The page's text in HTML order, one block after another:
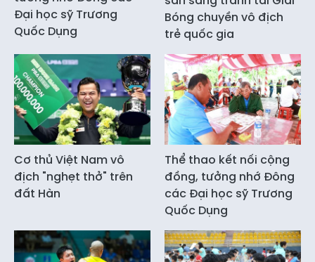
Đại học sỹ Trương
Quốc Dụng
Bóng chuyền vô địch
trẻ quốc gia
Cơ thủ Việt Nam vô
địch "nghẹt thở" trên
đất Hàn
Thể thao kết nối cộng
đồng, tưởng nhớ Đông
các Đại học sỹ Trương
Quốc Dụng